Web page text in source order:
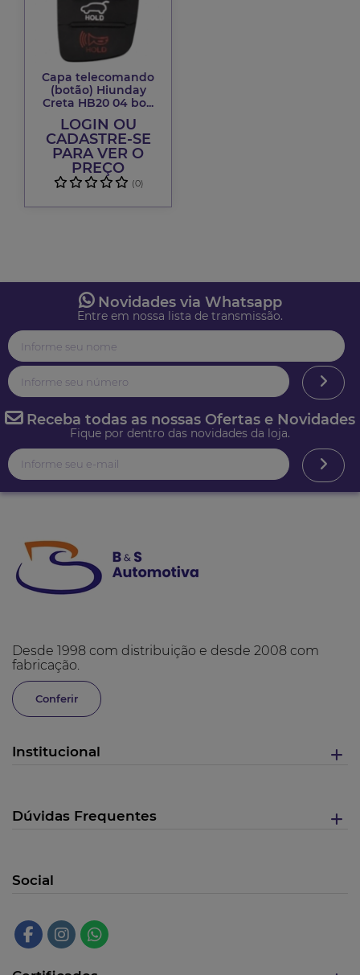
Capa telecomando
(botão) Hiunday
Creta HB20 04 bo...
LOGIN OU
CADASTRE-SE
PARA VER O
PREÇO
(0)
Novidades via Whatsapp
Entre em nossa lista de transmissão.
Receba todas as nossas Ofertas e Novidades
Fique por dentro das novidades da loja.
Desde 1998 com distribuição e desde 2008 com
fabricação.
Conferir
Institucional
Dúvidas Frequentes
Social